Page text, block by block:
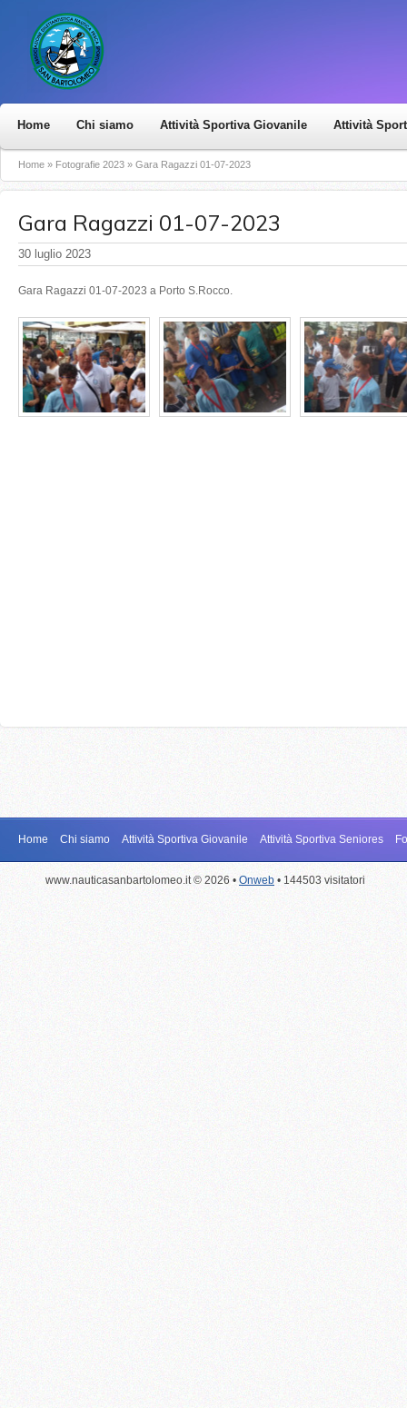
Home Chi siamo Attività Sportiva Giovanile Attività
Home » Fotografie 2023 » Gara Ragazzi 01-07-2023
Gara Ragazzi 01-07-2023
30 luglio 2023
Gara Ragazzi 01-07-2023 a Porto S.Rocco.
Home Chi siamo Attività Sportiva Giovanile Attività Sportiva Seniores
www.nauticasanbartolomeo.it © 2026 • Onweb • 144503 visitatori